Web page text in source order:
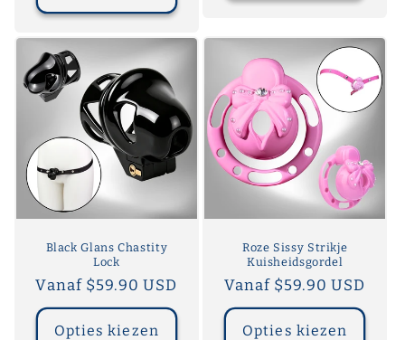
Black Glans Chastity
Lock
Normale
prijs
Vanaf $59.90 USD
Opties kiezen
Roze Sissy Strikje
Kuisheidsgordel
Normale
prijs
Vanaf $59.90 USD
Opties kiezen